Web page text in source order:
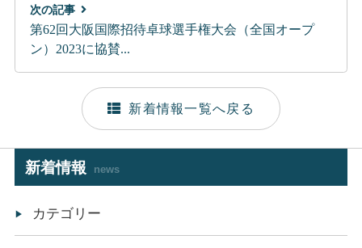
次の記事
第62回大阪国際招待卓球選手権大会（全国オープ
ン）2023に協賛...
新着情報一覧へ戻る
新着情報 news
カテゴリー